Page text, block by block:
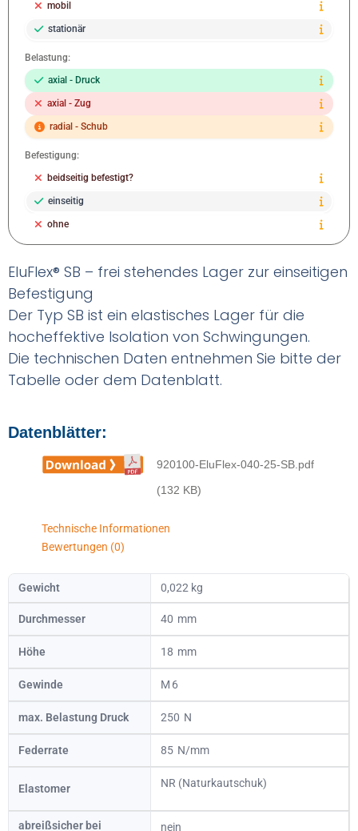
mobil
stationär
Belastung:
axial - Druck
axial - Zug
radial - Schub
Befestigung:
beidseitig befestigt?
einseitig
ohne
EluFlex® SB – frei stehendes Lager zur einseitigen
Befestigung
Der Typ SB ist ein elastisches Lager für die
hocheffektive Isolation von Schwingungen.
Die technischen Daten entnehmen Sie bitte der
Tabelle oder dem Datenblatt.
Datenblätter:
920100-EluFlex-040-25-SB.pdf
(132 KB)
Technische Informationen
Bewertungen (0)
Gewicht 0,022 kg
Durchmesser 40
Höhe 18
Gewinde 6
max. Belastung Druck 250
Federrate 85
Elastomer NR (Naturkautschuk)
abreißsicher bei
nein